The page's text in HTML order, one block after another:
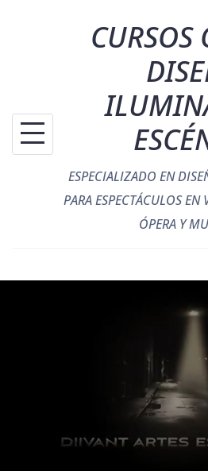
ESPECIALIZADO EN
PARA ESPECTÁCULOS
ÓPERA Y